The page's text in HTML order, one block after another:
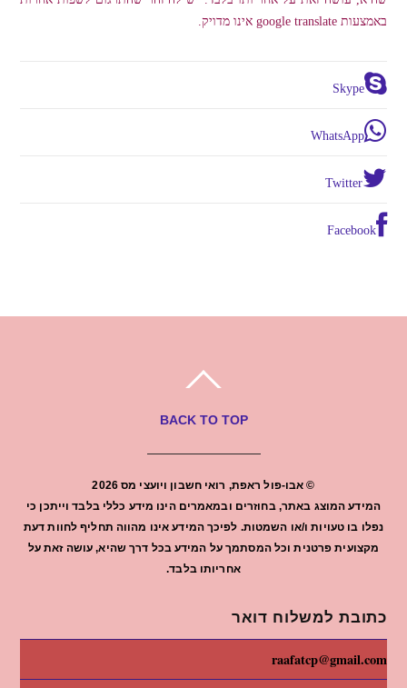
באמצעות google translate אינו מדויק.
Skype
WhatsApp
Twitter
Facebook
BACK TO TOP
© אבו-פול ראפת, רואי חשבון ויועצי מס2026
המידע המוצג באתר, בחוזרים ובמאמרים הינו מידע כללי בלבד וייתכן כי
נפלו בו טעויות ו/או השמטות. לפיכך המידע אינו מהווה תחליף לחוות דעת
מקצועית פרטנית וכל המסתמך על המידע בכל דרך שהיא, עושה זאת על
אחריותו בלבד.
כתובת למשלוח דואר
raafatcp@gmail.com